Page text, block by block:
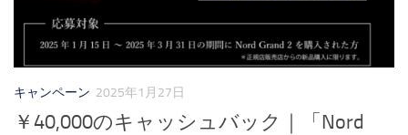
キャンペーン 2025年1月27日
￥40,000のキャッシュバック｜「Nord